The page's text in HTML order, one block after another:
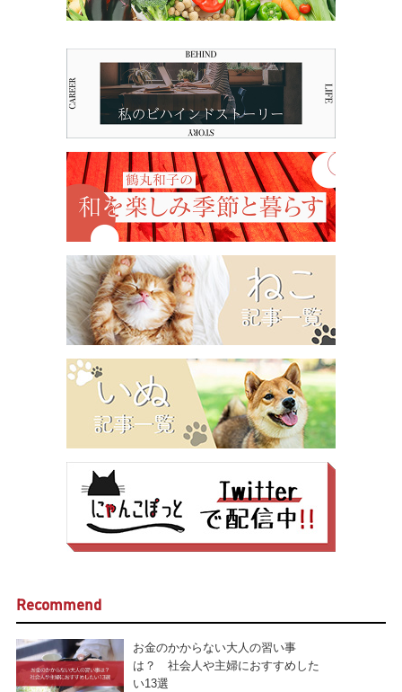
Recommend
お金のかからない大人の習い事
は？ 社会人や主婦におすすめした
い13選